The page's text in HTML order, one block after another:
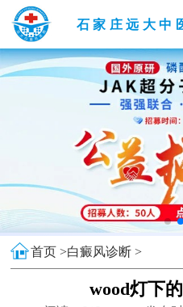
石家庄远大中
首页 >白癜风诊断 >
wood灯下